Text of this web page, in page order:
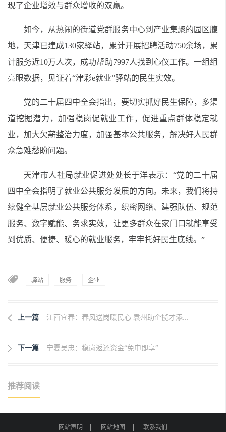
现了企业增效与群众增收的双赢。
如今，从热闹的街道党群服务中心到产业集聚的园区腹
地，天津已建成130家驿站，累计开展招聘活动750余场，累
计服务近10万人次，成功帮助7997人找到心仪工作。一组组
亮眼数据，见证着“津彩e就业”驿站的民生实效。
党的二十届四中全会指出，要切实抓好民生保障，多渠
道挖掘潜力，加强稳岗促就业工作，促进重点群体稳定就
业，加大欠薪整治力度，加强基本公共服务，解决好人民群
众急难愁盼问题。
天津市人社局就业促进处处长于洋表示：“党的二十届
四中全会指明了就业公共服务发展的方向。未来，我们将持
续健全基层就业公共服务体系，织密网络、建强队伍、规范
服务、数字赋能、务求实效，让更多群众在家门口就能享受
到优质、便捷、暖心的就业服务，牢牢托好民生底线。”
驿站 服务 企业
上一篇 江西宜春：春风送岗暖民心 袁州助企揽才添...
下一篇 宁夏吴忠：稳岗返还资金“免申即享”
推荐阅读
网站声明 网站地图 联系我们